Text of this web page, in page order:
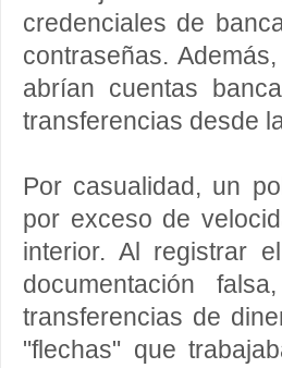
credenciales de
contraseñas.
abrían cuentas
transferencias desde
Por casualidad, un
por exceso de
interior. Al registrar
documentación
transferencias de
"flechas" que